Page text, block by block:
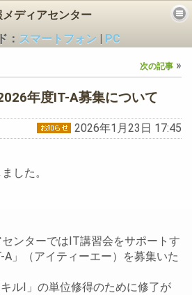
メディアセンター
： スマートフォン
PC
次の記事 »
年度IT-A募集について
2026年1月23日 17:45
した。
ンターではIT講習会をサポートす
」（アイティーエー）を募集いた
キルI」の単位修得のために修了が